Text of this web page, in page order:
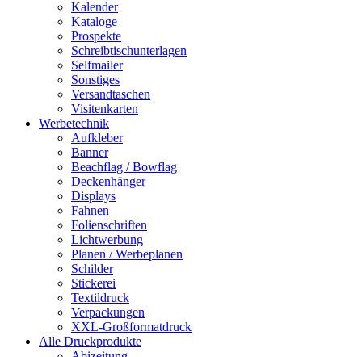
Kalender
Kataloge
Prospekte
Schreibtischunterlagen
Selfmailer
Sonstiges
Versandtaschen
Visitenkarten
Werbetechnik
Aufkleber
Banner
Beachflag / Bowflag
Deckenhänger
Displays
Fahnen
Folienschriften
Lichtwerbung
Planen / Werbeplanen
Schilder
Stickerei
Textildruck
Verpackungen
XXL-Großformatdruck
Alle Druckprodukte